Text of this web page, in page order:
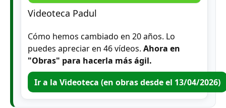
Videoteca Padul
Cómo hemos cambiado en 20 años. Lo
puedes apreciar en 46 vídeos. Ahora en
"Obras" para hacerla más ágil.
Ir a la Videoteca (en obras desde el 13/04/2026)